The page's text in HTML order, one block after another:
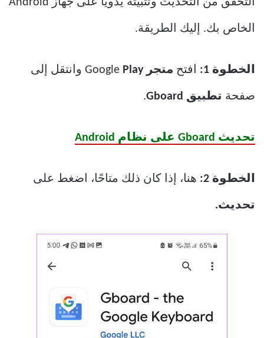
الخاص بك. إليك الطريقة.
الخطوة 1: افتح متجر Google
Play وانتقل إلى
صفحة تطبيق Gboard .
تحديث Gboard على نظام Android
الخطوة 2: هنا، إذا كان ذلك متاحًا، اضغط على
تحديث.